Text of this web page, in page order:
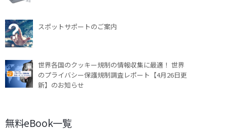
スポットサポートのご案内
世界各国のクッキー規制の情報収集に最適！ 世界
のプライバシー保護規制調査レポート【4月26日更
新】のお知らせ
無料eBook一覧